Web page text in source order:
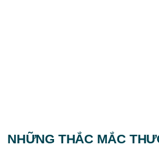
NHỮNG THẮC MẮC